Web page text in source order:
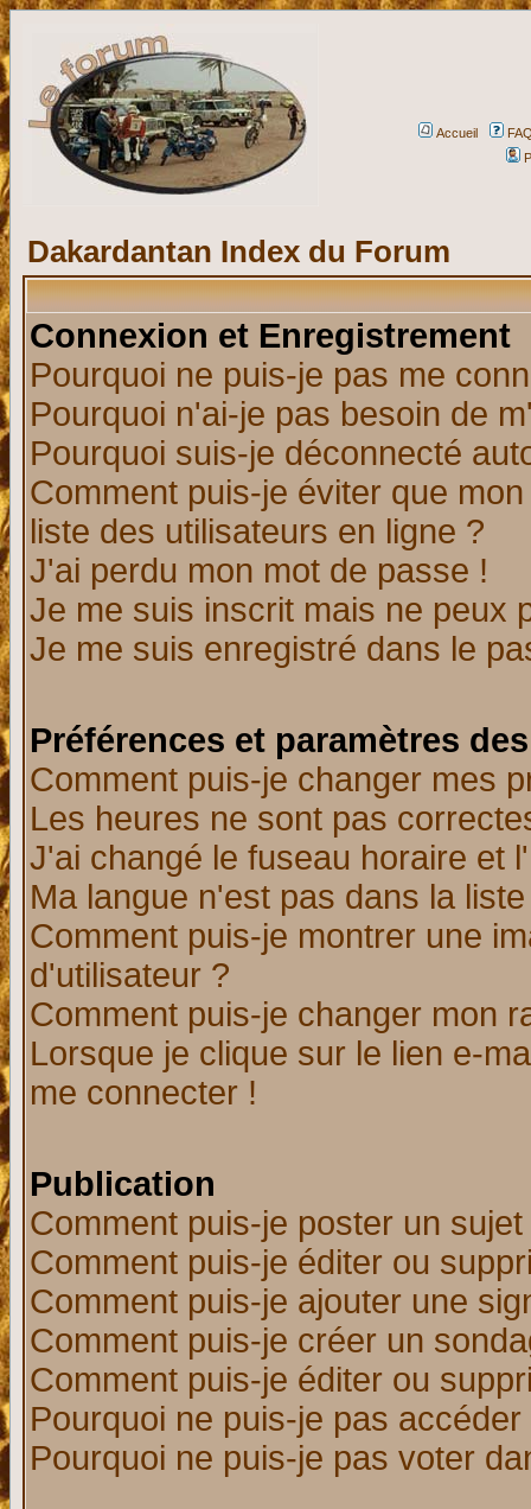
Accueil
Dakardantan Index du Forum
Connexion et Enregistrement
Pourquoi ne puis-je pas me
Pourquoi n'ai-je pas besoin de
Pourquoi suis-je déconnecté
Comment puis-je éviter que
liste des utilisateurs en ligne ?
J'ai perdu mon mot de passe !
Je me suis inscrit mais ne peux
Je me suis enregistré dans le
Préférences et paramètres
Comment puis-je changer mes
Les heures ne sont pas
J'ai changé le fuseau horaire et
Ma langue n'est pas dans la
Comment puis-je montrer une
d'utilisateur ?
Comment puis-je changer mon
Lorsque je clique sur le lien e-
me connecter !
Publication
Comment puis-je poster un
Comment puis-je éditer ou
Comment puis-je ajouter une
Comment puis-je créer un
Comment puis-je éditer ou
Pourquoi ne puis-je pas
Pourquoi ne puis-je pas voter